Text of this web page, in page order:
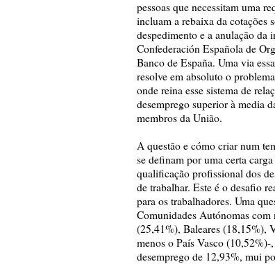
pessoas que necessitam uma
incluam a rebaixa da cotações
despedimento e a anulação da
Confederación Española de
Banco de España. Uma via
resolve em absoluto o
onde reina esse sistema de
desemprego superior à media
membros da União.
A questão e cómo criar num
se definam por uma certa
qualificação profissional dos
de trabalhar. Este é o desafio
para os trabalhadores. Uma
Comunidades Autónomas
(25,41%), Baleares (18,15%),
menos o País Vasco
desemprego de 12,93%, mui